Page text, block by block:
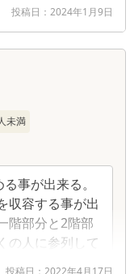
投稿日： 2024年1月9日
未満
事が出来る。
収容する事が出
階部分と2階部
の人に参列して
投稿日： 2022年4月17日